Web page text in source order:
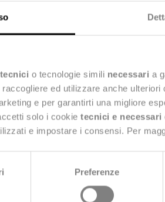
o tecnologie simili necessari a
ed utilizzare anche
e per garantirti una migliore
solo i cookie tecnici e necessari
e impostare i consensi. Per
Preferenze
ed organizzare l’evento al
da Dedagroup più vicini alla
riservati agli utenti
passati;
mirato,
e servizi del gruppo;
sulla soddisfazione del
o tramite appuntamenti
nostre campagne e-mail